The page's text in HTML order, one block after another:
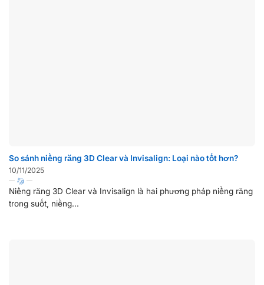
So sánh niềng răng 3D Clear và Invisalign: Loại nào tốt hơn?
10/11/2025
Niềng răng 3D Clear và Invisalign là hai phương pháp niềng răng
trong suốt, niềng...